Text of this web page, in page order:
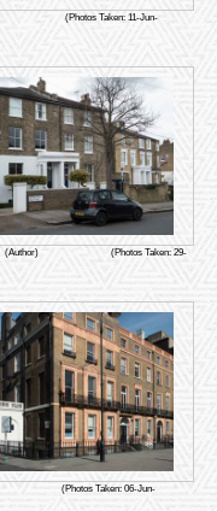
(Photos Taken: 11-Jun-
(Author)
(Photos Taken: 29-
(Photos Taken: 06-Jun-